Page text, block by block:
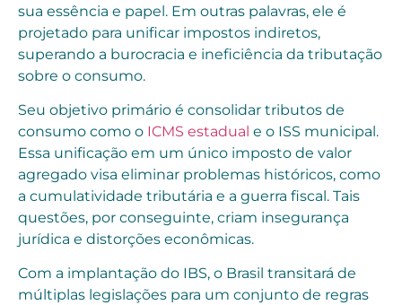
sua essência e papel. Em outras palavras, ele é
projetado para unificar impostos indiretos,
superando a burocracia e ineficiência da tributação
sobre o consumo.
Seu objetivo primário é consolidar tributos de
consumo como o ICMS estadual e o ISS municipal.
Essa unificação em um único imposto de valor
agregado visa eliminar problemas históricos, como
a cumulatividade tributária e a guerra fiscal. Tais
questões, por conseguinte, criam insegurança
jurídica e distorções econômicas.
Com a implantação do IBS, o Brasil transitará de
múltiplas legislações para um conjunto de regras